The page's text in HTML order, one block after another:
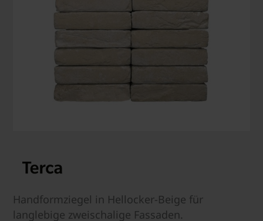
Handformziegel in Hellocker-Beige für
langlebige zweischalige Fassaden.